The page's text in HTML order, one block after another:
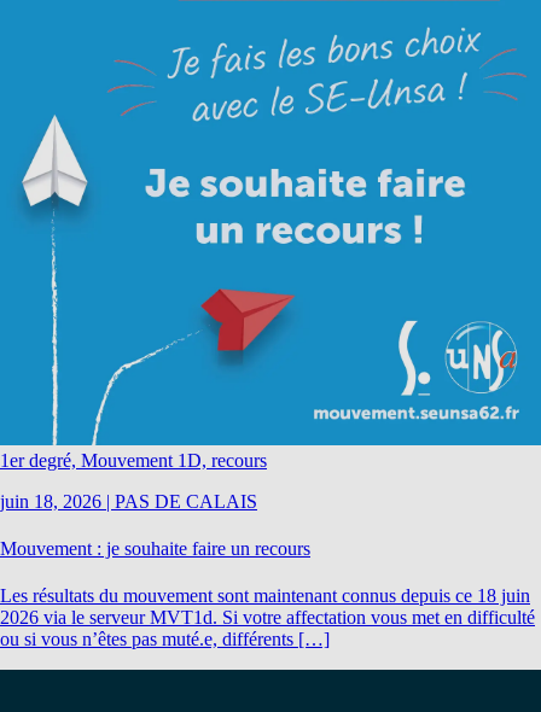
1er degré, Mouvement 1D, recours
juin 18, 2026 | PAS DE CALAIS
Mouvement : je souhaite faire un recours
Les résultats du mouvement sont maintenant connus depuis ce 18 juin
2026 via le serveur MVT1d. Si votre affectation vous met en difficulté
ou si vous n’êtes pas muté.e, différents […]